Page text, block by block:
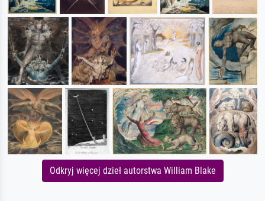
Odkryj więcej dzieł autorstwa William Blake